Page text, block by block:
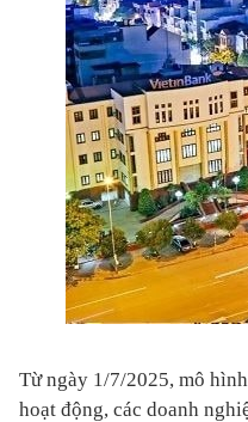
Từ ngày 1/7/2025, mô
hoạt động, các doanh